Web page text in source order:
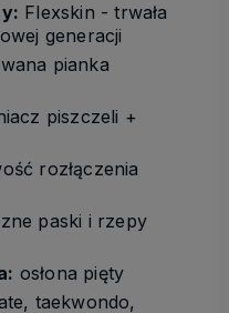
Flexskin - trwała
generacji
pianka
piszczeli +
rozłączenia
paski i rzepy
osłona pięty
taekwondo,